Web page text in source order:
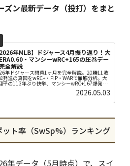
ズン最新データ（投打）をまと
2026年MLB】ドジャース4月振り返り！大
・マンシーwRC+165の圧巻デー
全解説
年ドジャース開幕1ヶ月を完全解説。20勝11敗
発進の真因をwRC+・FIP・WARで徹底分析。大
平の113年ぶり快挙、マンシーwRC+167爆発、
2026.05.03
ト率（SwSp%）ランキング
年データ（5月時点）で、スイ